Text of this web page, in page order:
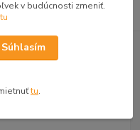
v budúcnosti zmeniť.
tu
Súhlasím
tu.